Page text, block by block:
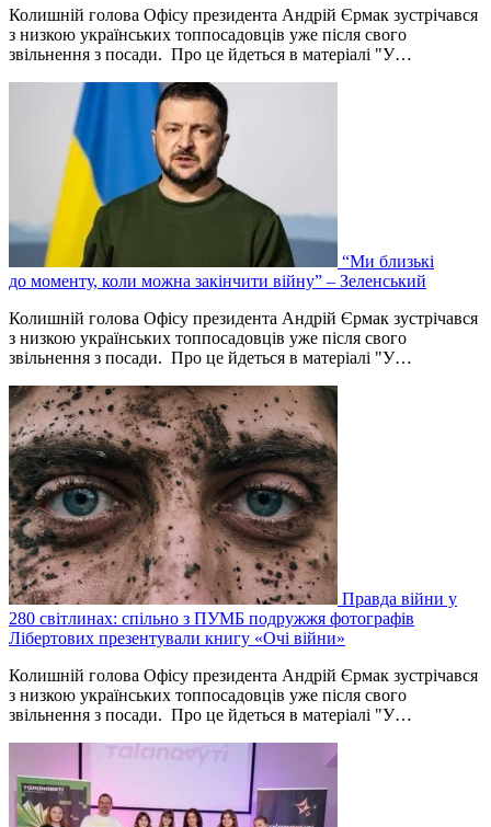
Колишній голова Офісу президента Андрій Єрмак зустрічався
з низкою українських топпосадовців уже після свого
звільнення з посади. Про це йдеться в матеріалі "У…
“Ми близькі
до моменту, коли можна закінчити війну” – Зеленський
Колишній голова Офісу президента Андрій Єрмак зустрічався
з низкою українських топпосадовців уже після свого
звільнення з посади. Про це йдеться в матеріалі "У…
Правда війни у
280 світлинах: спільно з ПУМБ подружжя фотографів
Лібертових презентували книгу «Очі війни»
Колишній голова Офісу президента Андрій Єрмак зустрічався
з низкою українських топпосадовців уже після свого
звільнення з посади. Про це йдеться в матеріалі "У…